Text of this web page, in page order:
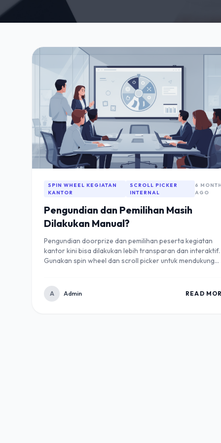
SPIN WHEEL KEGIATAN
KANTOR
SCROLL PICKER
INTERNAL
6
AGO
Pengundian dan Pemilihan Masih
Dilakukan Manual?
Pengundian doorprize dan pemilihan peserta kegiatan
kantor kini bisa dilakukan lebih transparan dan interaktif.
Gunakan spin wheel dan scroll picker untuk mendukung
A Admin READ